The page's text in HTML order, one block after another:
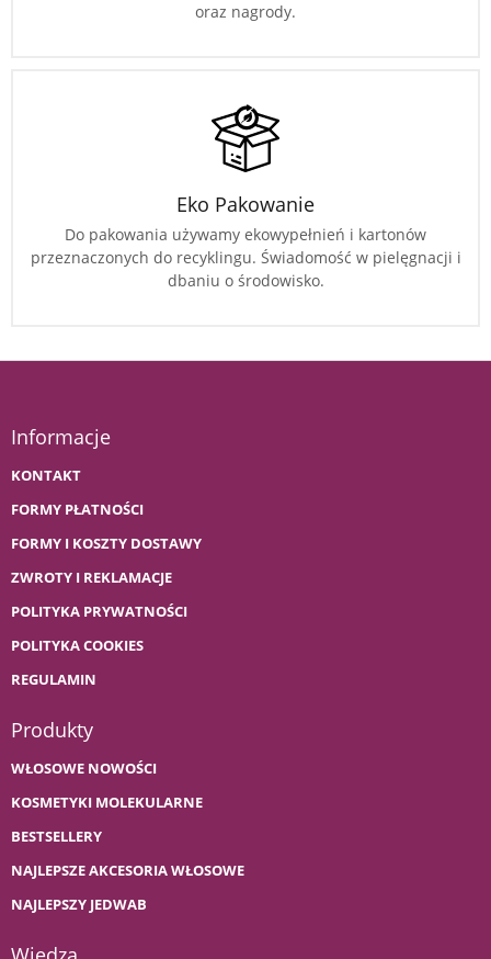
oraz nagrody.
Eko Pakowanie
Do pakowania używamy ekowypełnień i kartonów
przeznaczonych do recyklingu. Świadomość w pielęgnacji i
dbaniu o środowisko.
Informacje
KONTAKT
FORMY PŁATNOŚCI
FORMY I KOSZTY DOSTAWY
ZWROTY I REKLAMACJE
POLITYKA PRYWATNOŚCI
POLITYKA COOKIES
REGULAMIN
Produkty
WŁOSOWE NOWOŚCI
KOSMETYKI MOLEKULARNE
BESTSELLERY
NAJLEPSZE AKCESORIA WŁOSOWE
NAJLEPSZY JEDWAB